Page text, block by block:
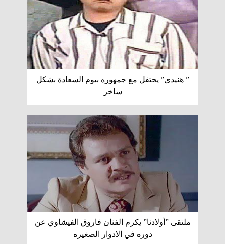
” هنيدى” يحتفل مع جمهوره بيوم السعادة بشكل
ساخر
ملتقى ”أولادنا” يكرم الفنان فاروق الفيشاوي عن
دوره في الادوار الصغيره